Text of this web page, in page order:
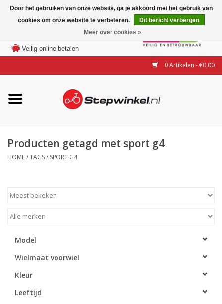
Veilig online betalen
0 Artikelen - €0,00
Merken
Modellen
Accessoires
Steps huren of uitproberen
Producten getagd met sport g4
HOME/TAGS/ SPORT G4
Model
Wielmaat voorwiel
Kleur
Leeftijd
Door het gebruiken van onze website, ga je akkoord met het gebruik van
cookies om onze website te verbeteren.
Dit bericht verbergen
Meer over cookies »